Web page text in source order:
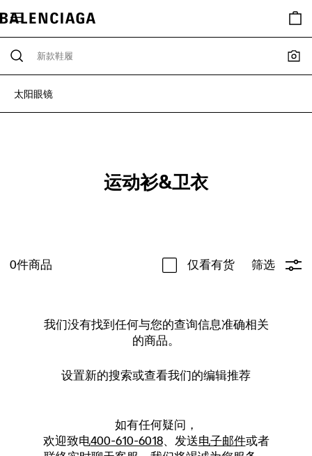
太阳眼镜
运动衫&卫衣
0件商品 仅看有货 筛选
我们没有找到任何与您的查询信息准确相关
的商品。
设置新的搜索或查看我们的编辑推荐
如有任何疑问，
欢迎致电400-610-6018、发送电子邮件或者